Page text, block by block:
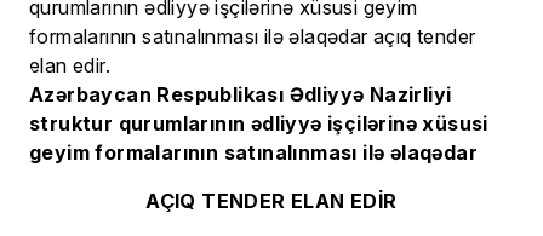
Azərbaycan Respublikası Ədliyyə Nazirliyi
struktur qurumlarının ədliyyə işçilərinə xüsusi
geyim formalarının satınalınması ilə əlaqədar
AÇIQ TENDER ELAN EDİR